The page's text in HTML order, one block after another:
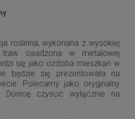
roślinna, wykonana z wysokiej
traw osadzona w metalowej
się jako ozdoba mieszkań w
będzie się prezentowała na
Polecamy jako oryginalny
Donicę czyścić wyłącznie na